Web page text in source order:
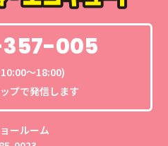
005
〜18:00)
プで発信します
ールーム